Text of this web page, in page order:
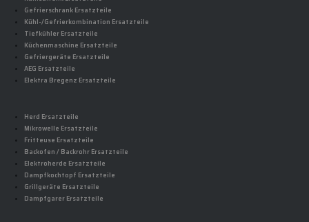
Gefrierschrank Ersatzteile
Kühl-/Gefrierkombination Ersatzteile
Tiefkühler Ersatzteile
Küchenmaschine Ersatzteile
Gefriergeräte Ersatzteile
AEG Ersatzteile
Elektra Bregenz Ersatzteile
Herd Ersatzteile
Mikrowelle Ersatzteile
Fritteuse Ersatzteile
Backofen / Backrohr Ersatzteile
Elektroherde Ersatzteile
Dampfkochtopf Ersatzteile
Grillgeräte Ersatzteile
Dampfgarer Ersatzteile